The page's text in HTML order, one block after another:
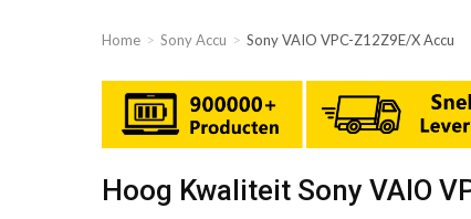
Home Sony Accu Sony VAIO VPC-Z12Z9E/X Accu
Hoog Kwaliteit Sony VAIO